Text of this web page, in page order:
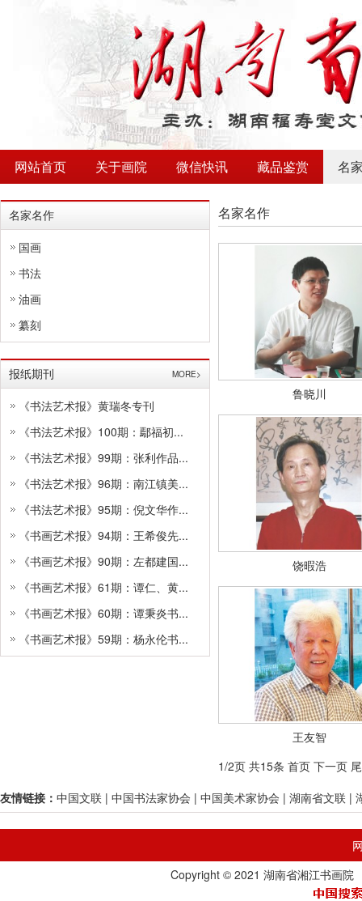
网站首页 关于画院 微信快讯 藏品鉴赏 名
名家名作
国画
书法
油画
纂刻
报纸期刊 MORE>
《书法艺术报》黄瑞冬专刊
《书法艺术报》100期：鄢福初...
《书法艺术报》99期：张利作品...
《书法艺术报》96期：南江镇美...
《书法艺术报》95期：倪文华作...
《书画艺术报》94期：王希俊先...
《书画艺术报》90期：左都建国...
《书画艺术报》61期：谭仁、黄...
《书画艺术报》60期：谭秉炎书...
《书画艺术报》59期：杨永伦书...
名家名作
鲁晓川
饶暇浩
王友智
1/2页 共15条 首页 下一页
友情链接： 中国文联 | 中国书法家协会 | 中国美术家协会 | 湖南省文联 |
Copyright © 2021 湖南省湘江书画